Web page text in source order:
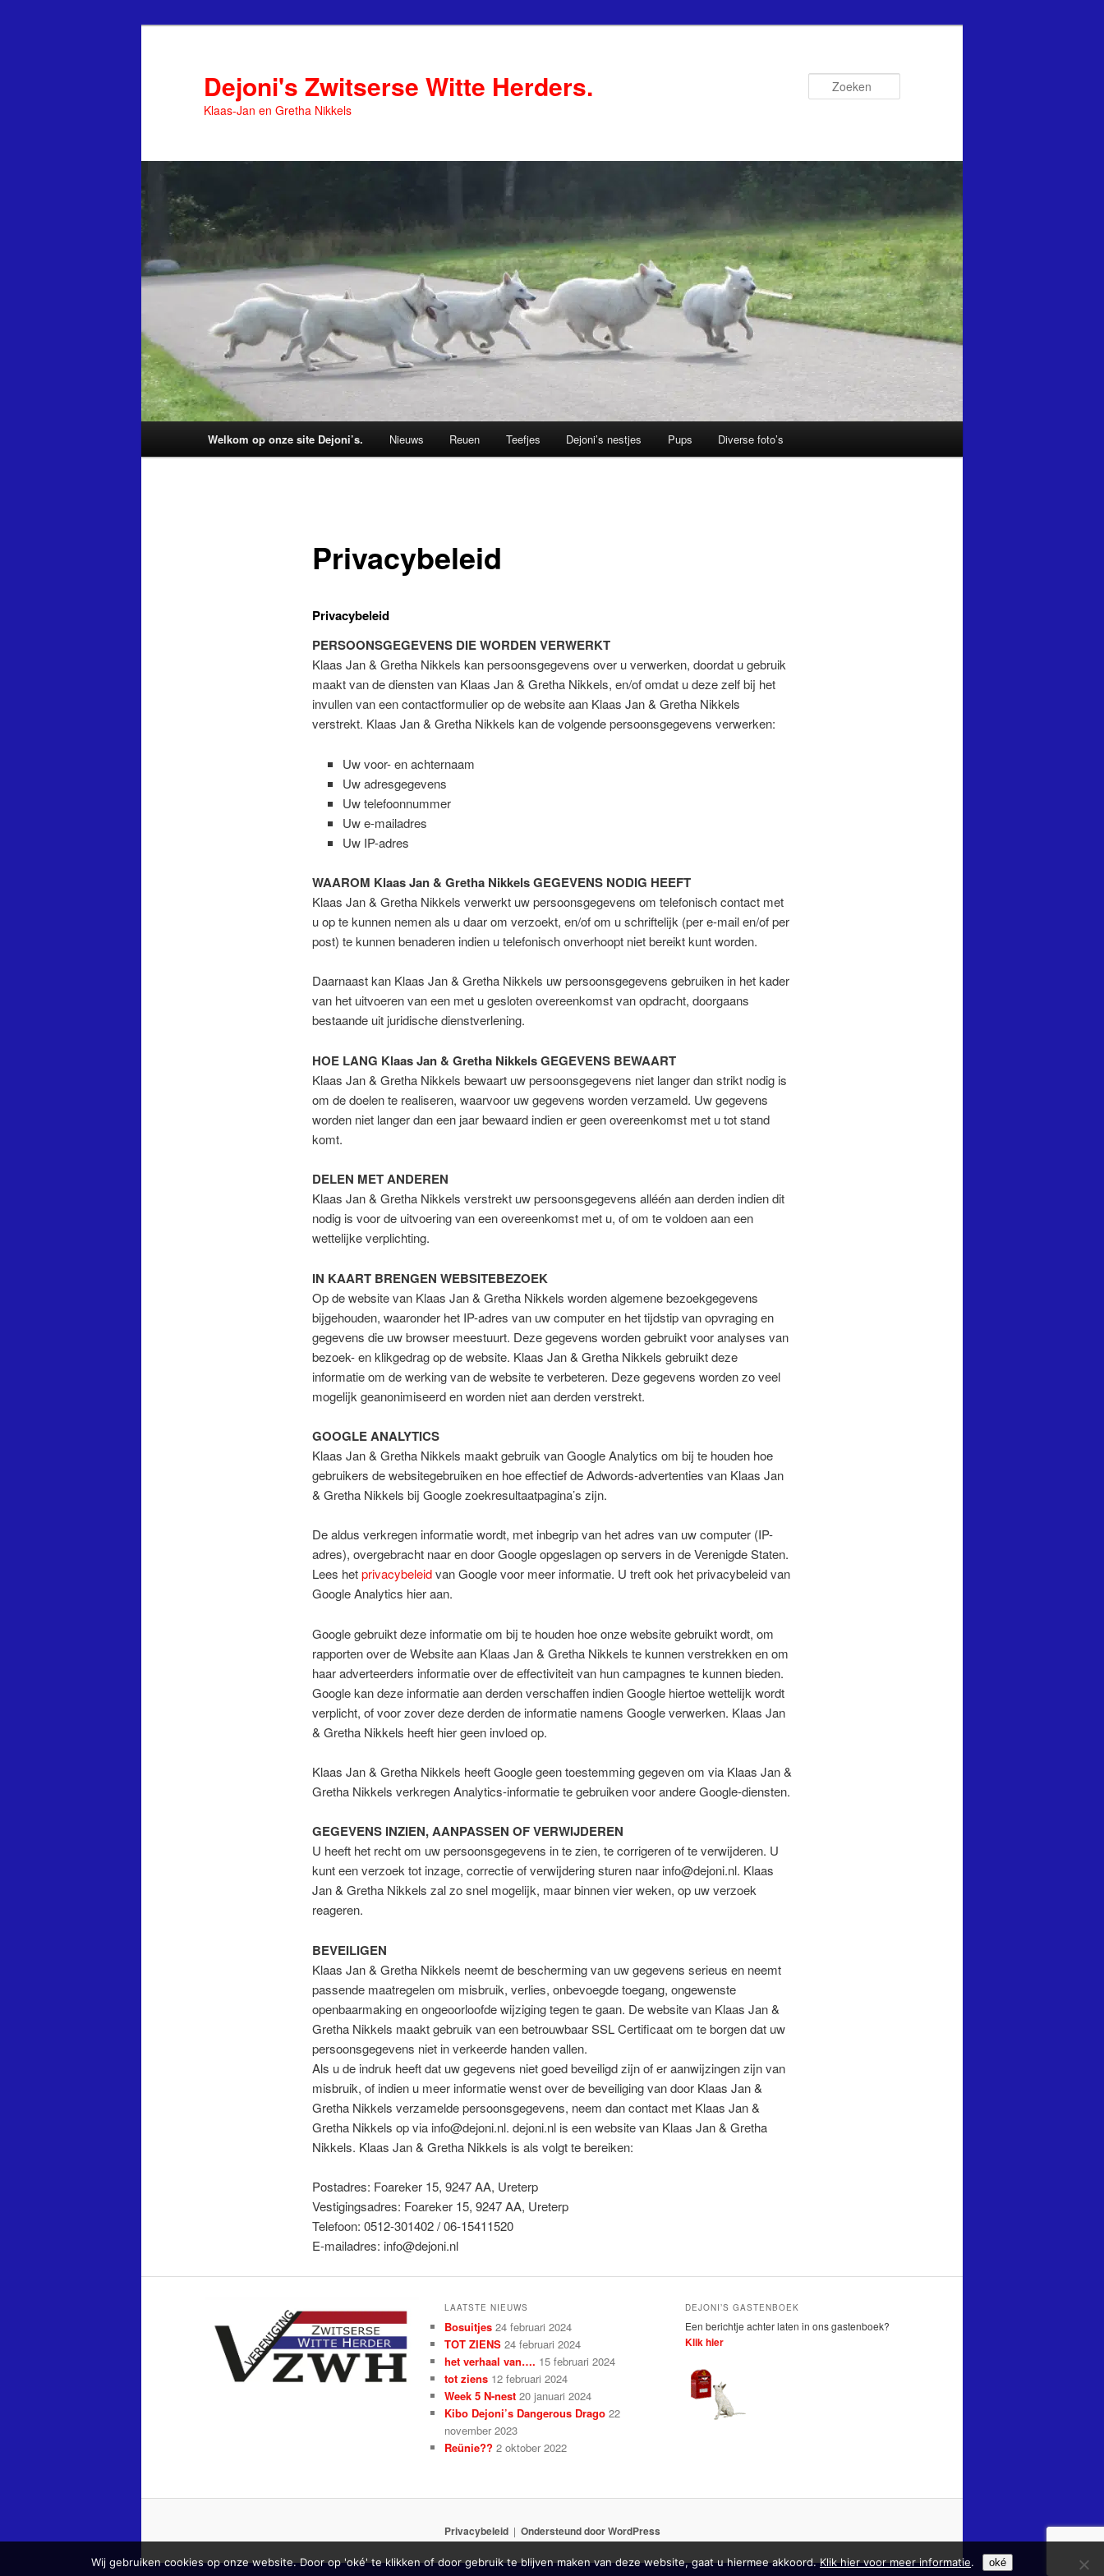
Dejoni's Zwitserse Witte Herders.
Klaas-Jan en Gretha Nikkels
Welkom op onze site Dejoni’s. Nieuws Reuen Teefjes Dejoni’s nestjes Pups Diverse foto’s
Privacybeleid
Privacybeleid
PERSOONSGEGEVENS DIE WORDEN VERWERKT
Klaas Jan & Gretha Nikkels kan persoonsgegevens over u verwerken, doordat u gebruik
maakt van de diensten van Klaas Jan & Gretha Nikkels, en/of omdat u deze zelf bij het
invullen van een contactformulier op de website aan Klaas Jan & Gretha Nikkels
verstrekt. Klaas Jan & Gretha Nikkels kan de volgende persoonsgegevens verwerken:
Uw voor- en achternaam
Uw adresgegevens
Uw telefoonnummer
Uw e-mailadres
Uw IP-adres
WAAROM Klaas Jan & Gretha Nikkels GEGEVENS NODIG HEEFT
Klaas Jan & Gretha Nikkels verwerkt uw persoonsgegevens om telefonisch contact met
u op te kunnen nemen als u daar om verzoekt, en/of om u schriftelijk (per e-mail en/of per
post) te kunnen benaderen indien u telefonisch onverhoopt niet bereikt kunt worden.
Daarnaast kan Klaas Jan & Gretha Nikkels uw persoonsgegevens gebruiken in het kader
van het uitvoeren van een met u gesloten overeenkomst van opdracht, doorgaans
bestaande uit juridische dienstverlening.
HOE LANG Klaas Jan & Gretha Nikkels GEGEVENS BEWAART
Klaas Jan & Gretha Nikkels bewaart uw persoonsgegevens niet langer dan strikt nodig is
om de doelen te realiseren, waarvoor uw gegevens worden verzameld. Uw gegevens
worden niet langer dan een jaar bewaard indien er geen overeenkomst met u tot stand
komt.
DELEN MET ANDEREN
Klaas Jan & Gretha Nikkels verstrekt uw persoonsgegevens alléén aan derden indien dit
nodig is voor de uitvoering van een overeenkomst met u, of om te voldoen aan een
wettelijke verplichting.
IN KAART BRENGEN WEBSITEBEZOEK
Op de website van Klaas Jan & Gretha Nikkels worden algemene bezoekgegevens
bijgehouden, waaronder het IP-adres van uw computer en het tijdstip van opvraging en
gegevens die uw browser meestuurt. Deze gegevens worden gebruikt voor analyses van
bezoek- en klikgedrag op de website. Klaas Jan & Gretha Nikkels gebruikt deze
informatie om de werking van de website te verbeteren. Deze gegevens worden zo veel
mogelijk geanonimiseerd en worden niet aan derden verstrekt.
GOOGLE ANALYTICS
Klaas Jan & Gretha Nikkels maakt gebruik van Google Analytics om bij te houden hoe
gebruikers de websitegebruiken en hoe effectief de Adwords-advertenties van Klaas Jan
& Gretha Nikkels bij Google zoekresultaatpagina’s zijn.
De aldus verkregen informatie wordt, met inbegrip van het adres van uw computer (IP-
adres), overgebracht naar en door Google opgeslagen op servers in de Verenigde Staten.
Lees hetprivacybeleidvan Google voor meer informatie. U treft ook het privacybeleid van
Google Analytics hier aan.
Google gebruikt deze informatie om bij te houden hoe onze website gebruikt wordt, om
rapporten over de Website aan Klaas Jan & Gretha Nikkels te kunnen verstrekken en om
haar adverteerders informatie over de effectiviteit van hun campagnes te kunnen bieden.
Google kan deze informatie aan derden verschaffen indien Google hiertoe wettelijk wordt
verplicht, of voor zover deze derden de informatie namens Google verwerken. Klaas Jan
& Gretha Nikkels heeft hier geen invloed op.
Klaas Jan & Gretha Nikkels heeft Google geen toestemming gegeven om via Klaas Jan &
Gretha Nikkels verkregen Analytics-informatie te gebruiken voor andere Google-diensten.
GEGEVENS INZIEN, AANPASSEN OF VERWIJDEREN
U heeft het recht om uw persoonsgegevens in te zien, te corrigeren of te verwijderen. U
kunt een verzoek tot inzage, correctie of verwijdering sturen naar info@dejoni.nl. Klaas
Jan & Gretha Nikkels zal zo snel mogelijk, maar binnen vier weken, op uw verzoek
reageren.
BEVEILIGEN
Klaas Jan & Gretha Nikkels neemt de bescherming van uw gegevens serieus en neemt
passende maatregelen om misbruik, verlies, onbevoegde toegang, ongewenste
openbaarmaking en ongeoorloofde wijziging tegen te gaan. De website van Klaas Jan &
Gretha Nikkels maakt gebruik van een betrouwbaar SSL Certificaat om te borgen dat uw
persoonsgegevens niet in verkeerde handen vallen.
Als u de indruk heeft dat uw gegevens niet goed beveiligd zijn of er aanwijzingen zijn van
misbruik, of indien u meer informatie wenst over de beveiliging van door Klaas Jan &
Gretha Nikkels verzamelde persoonsgegevens, neem dan contact met Klaas Jan &
Gretha Nikkels op via info@dejoni.nl. dejoni.nl is een website van Klaas Jan & Gretha
Nikkels. Klaas Jan & Gretha Nikkels is als volgt te bereiken:
Postadres: Foareker 15, 9247 AA, Ureterp
Vestigingsadres: Foareker 15, 9247 AA, Ureterp
Telefoon: 0512-301402 / 06-15411520
E-mailadres: info@dejoni.nl
LAATSTE NIEUWS
Bosuitjes 24 februari 2024
TOT ZIENS 24 februari 2024
het verhaal van…. 15 februari 2024
tot ziens 12 februari 2024
Week 5 N-nest 20 januari 2024
Kibo Dejoni’s Dangerous Drago 22
november 2023
Reünie?? 2 oktober 2022
DEJONI’S GASTENBOEK
Een berichtje achter laten in ons gastenboek?
Klik hier
Privacybeleid Ondersteund door WordPress
Wij gebruiken cookies op onze website. Door op 'oké' te klikken of door gebruik te blijven maken van deze website, gaat u hiermee akkoord.Klik hier voor meer informatie. oké